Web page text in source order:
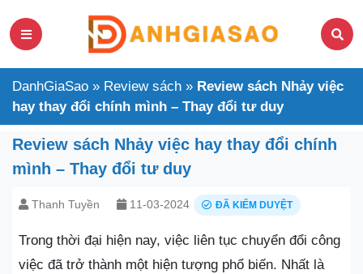
DanhGiaSao » Review sách » Review sách Nhảy việc
hay thay đổi chính mình – Thay đổi tư duy
Review sách Nhảy việc hay thay đổi chính
mình – Thay đổi tư duy
Thanh Tuyền 11-03-2024 ĐÃ KIỂM DUYỆT
Trong thời đại hiện nay, việc liên tục chuyển đổi công
việc đã trở thành một hiện tượng phổ biến. Nhất là